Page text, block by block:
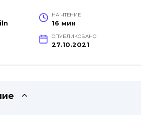
НА ЧТЕНИЕ
16 мин
ОПУБЛИКОВАНО
27.10.2021